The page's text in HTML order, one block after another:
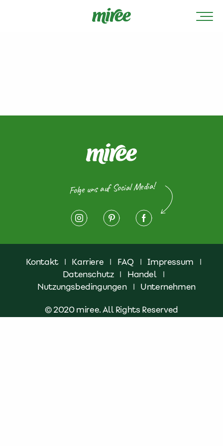
Folge uns auf Social Media!
Kontakt | Karriere | FAQ | Impressum
|
Datenschutz | Handel
|
Nutzungsbedingungen
| Unternehmen
© 2020 miree. All Rights Reserved